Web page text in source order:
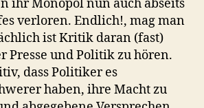
ihr Monopol nun auch abseits
verloren. Endlich!, mag man
ist Kritik daran (fast)
Presse und Politik zu hören.
dass Politiker es
haben, ihre Macht zu